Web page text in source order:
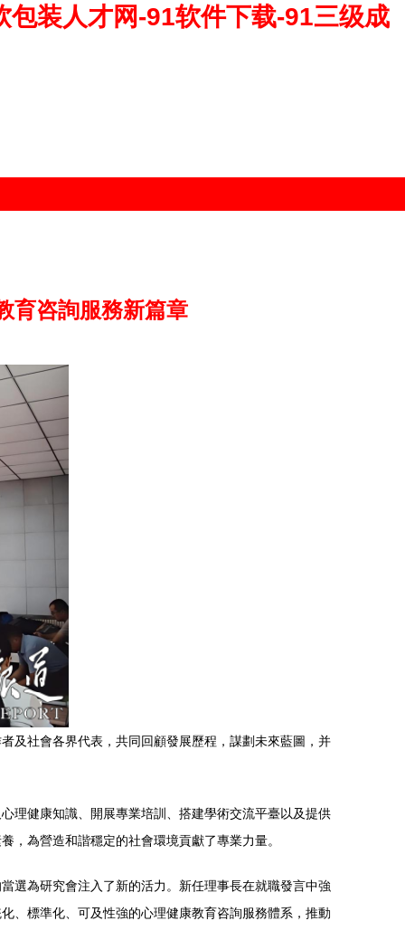
装人才网-91软件下载-91三级成
育咨詢服務新篇章
及社會各界代表，共同回顧發展歷程，謀劃未來藍圖，并
理健康知識、開展專業培訓、搭建學術交流平臺以及提供
，為營造和諧穩定的社會環境貢獻了專業力量。
選為研究會注入了新的活力。新任理事長在就職發言中強
、標準化、可及性強的心理健康教育咨詢服務體系，推動